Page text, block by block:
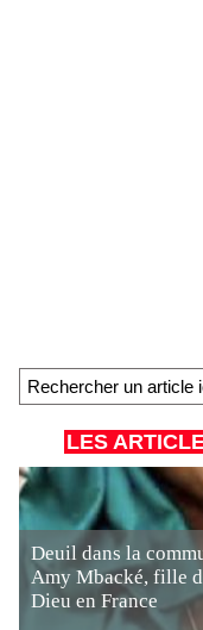
LES
Deuil dans la
Amy Mbacké, fille
Dieu en France